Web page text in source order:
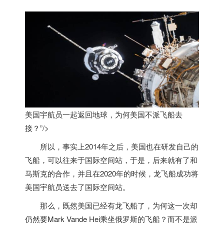
美国宇航员一起返回地球，为何美国不派飞船去
接？”/>
所以，事实上2014年之后， 美国也在研发自己的
飞船，可以往来于国际空间站，于是，后来就有了和
马斯克的合作，并且在2020年的时候，龙飞船成功将
美国宇航员送去了国际空间站。
那么，既然美国已经有龙飞船了，为何这一次却
仍然要Mark Vande Hei乘坐俄罗斯的飞船？而不是派